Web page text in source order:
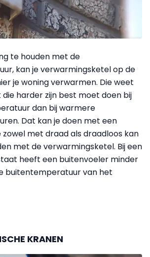
te houden met de
kan je verwarmingsketel op de
je woning verwarmen. Die weet
harder zijn best moet doen bij
dan bij warmere
Dat kan je doen met een
zowel met draad als draadloos kan
met de verwarmingsketel. Bij een
heeft een buitenvoeler minder
buitentemperatuur van het
KRANEN